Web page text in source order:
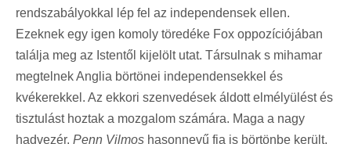
rendszabályokkal lép fel az independensek ellen.
Ezeknek egy igen komoly töredéke Fox oppozíciójában
találja meg az Istentől kijelölt utat. Társulnak s mihamar
megtelnek Anglia börtönei independensekkel és
kvékerekkel. Az ekkori szenvedések áldott elmélyülést és
tisztulást hoztak a mozgalom számára. Maga a nagy
hadvezér, Penn Vilmos hasonnevű fia is börtönbe került,